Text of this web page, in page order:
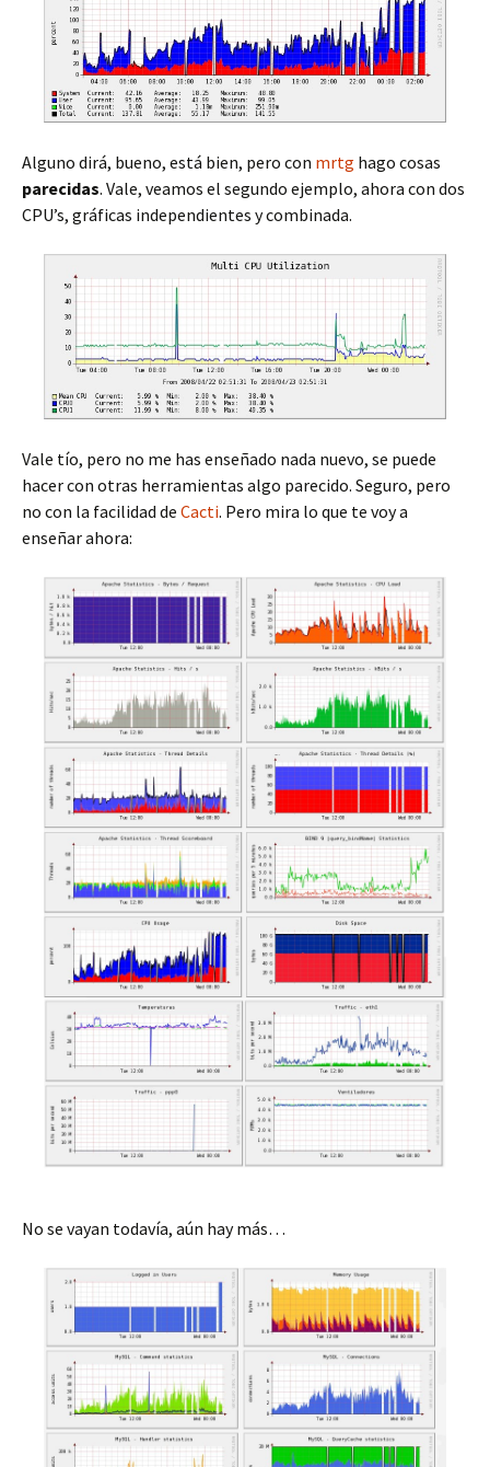
Alguno dirá, bueno, está bien, pero con mrtg hago cosas
parecidas. Vale, veamos el segundo ejemplo, ahora con dos
CPU’s, gráficas independientes y combinada.
Vale tío, pero no me has enseñado nada nuevo, se puede
hacer con otras herramientas algo parecido. Seguro, pero
no con la facilidad de Cacti. Pero mira lo que te voy a
enseñar ahora:
No se vayan todavía, aún hay más…